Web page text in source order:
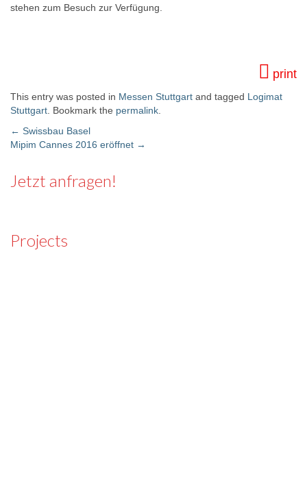
stehen zum Besuch zur Verfügung.
print
This entry was posted in Messen Stuttgart and tagged Logimat
Stuttgart . Bookmark the permalink
Post navigation
← Swissbau Basel
Mipim Cannes 2016 eröffnet →
Jetzt anfragen!
Projects